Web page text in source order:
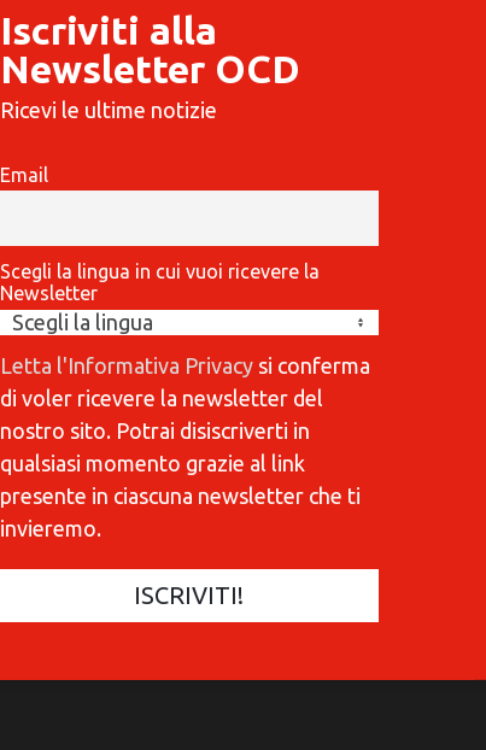
COMMUNICATIONES 420
Iscriviti alla
Newsletter OCD
Ricevi le ultime notizie
Email
Scegli la lingua in cui vuoi ricevere la
Newsletter
Letta l'Informativa Privacysi conferma
di voler ricevere la newsletter del
nostro sito. Potrai disiscriverti in
qualsiasi momento grazie al link
presente in ciascuna newsletter che ti
invieremo.